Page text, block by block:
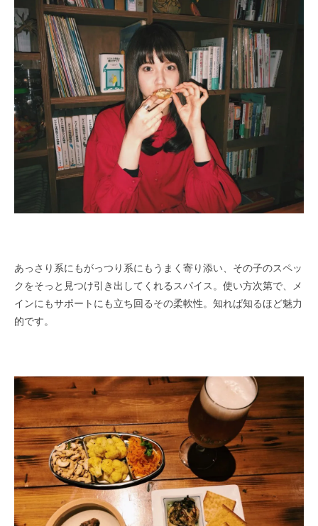
あっさり系にもがっつり系にもうまく寄り添い、その子のスペッ
クをそっと見つけ引き出してくれるスパイス。使い方次第で、メ
インにもサポートにも立ち回るその柔軟性。知れば知るほど魅力
的です。